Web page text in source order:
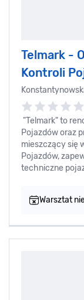
Telmark -
Kontroli
"Telmark" to
Pojazdów oraz
mieszczący się
Pojazdów,
techniczne
Warsztat